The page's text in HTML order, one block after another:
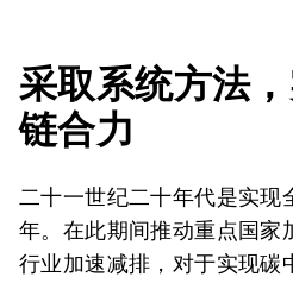
采取系统方法
链合力
二十一世纪二十年代是实现
年。在此期间推动重点国家
行业加速减排，对于实现碳